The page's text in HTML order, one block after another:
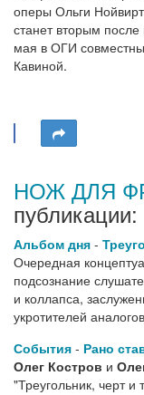
оперы Ольги
станет вторым
мая в ОГИ
Кавиной.
НОЖ ДЛЯ
публикации:
Альбом дня -
Очередная
подсознание
и коллапса,
укротителей
События - Рано
Олег Костров и
"Треугольник, черт и